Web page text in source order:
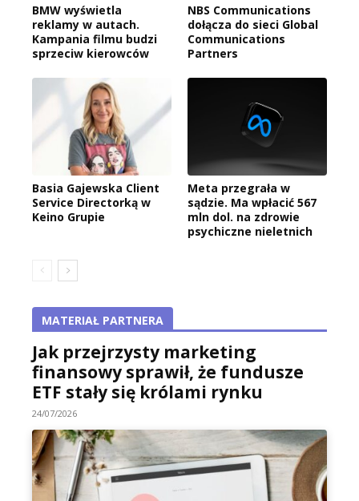
BMW wyświetla
reklamy w autach.
Kampania filmu budzi
sprzeciw kierowców
NBS Communications
dołącza do sieci Global
Communications
Partners
Basia Gajewska Client
Service Directorką w
Keino Grupie
Meta przegrała w
sądzie. Ma wpłacić 567
mln dol. na zdrowie
psychiczne nieletnich
MATERIAŁ PARTNERA
Jak przejrzysty marketing
finansowy sprawił, że fundusze
ETF stały się królami rynku
24/07/2026